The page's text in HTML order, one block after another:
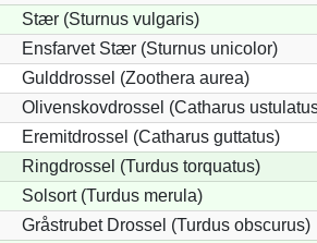
Stær (Sturnus vulgaris)
Ensfarvet Stær (Sturnus unicolor)
Gulddrossel (Zoothera aurea)
Olivenskovdrossel (Catharus
Eremitdrossel (Catharus guttatus)
Ringdrossel (Turdus torquatus)
Solsort (Turdus merula)
Gråstrubet Drossel (Turdus obscurus)